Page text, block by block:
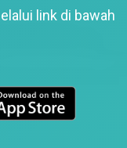
link di bawah